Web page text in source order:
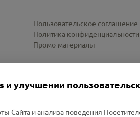
Пользовательское соглашение
Политика конфиденциальности
Промо-материалы
и улучшении
Сайта и анализа поведения